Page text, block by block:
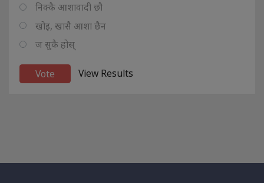
निक्कै आशावादी छौ
खोइ, खासै आशा छैन
ज सुकै होस्
View Results